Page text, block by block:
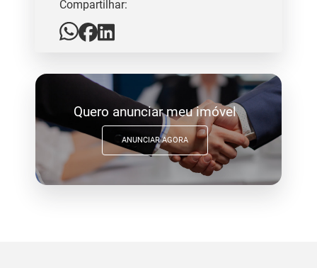
Compartilhar:
Quero anunciar meu imóvel
ANUNCIAR AGORA